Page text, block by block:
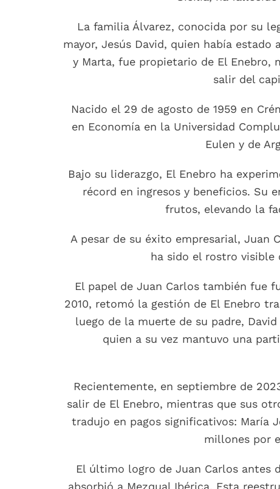
La familia Álvarez, conocida por su
mayor, Jesús David, quien había
y Marta, fue propietario de El Enebro,
salir del
Nacido el 29 de agosto de 1959 en
en Economía en la Universidad
Eulen y de
Bajo su liderazgo, El Enebro ha
récord en ingresos y beneficios. Su
frutos, elevando la
A pesar de su éxito empresarial, Juan
ha sido el rostro visible
El papel de Juan Carlos también fue
2010, retomó la gestión de El Enebro
luego de la muerte de su padre,
quien a su vez mantuvo una
Recientemente, en septiembre de
salir de El Enebro, mientras que sus
tradujo en pagos significativos: María
millones por
El último logro de Juan Carlos antes